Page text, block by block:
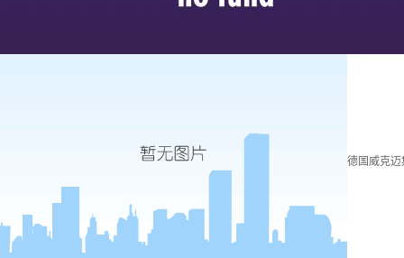
德国威克迈